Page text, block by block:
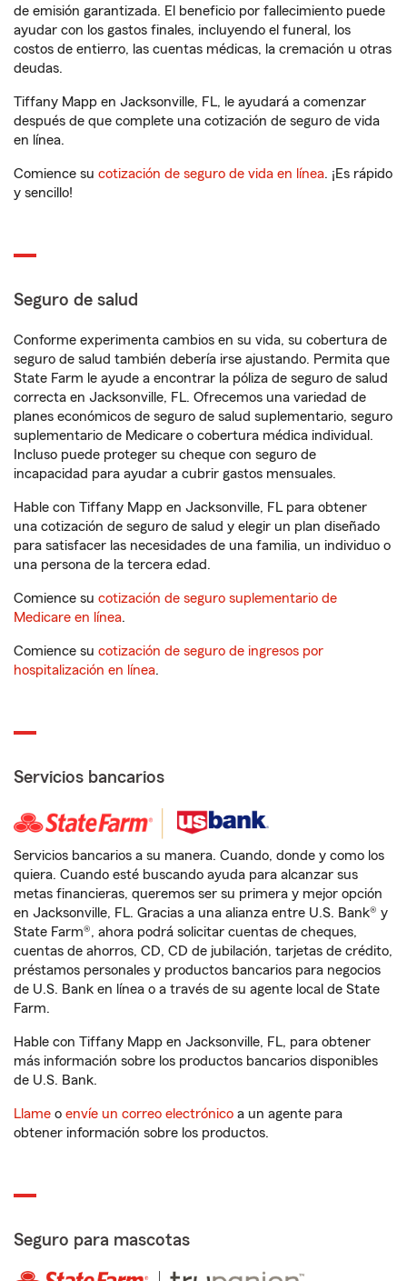
de emisión garantizada. El beneficio por fallecimiento puede
ayudar con los gastos finales, incluyendo el funeral, los
costos de entierro, las cuentas médicas, la cremación u otras
deudas.
Tiffany Mapp en Jacksonville, FL, le ayudará a comenzar
después de que complete una cotización de seguro de vida
en línea.
Comience su cotización de seguro de vida en línea. ¡Es rápido
y sencillo!
Seguro de salud
Conforme experimenta cambios en su vida, su cobertura de
seguro de salud también debería irse ajustando. Permita que
State Farm le ayude a encontrar la póliza de seguro de salud
correcta en Jacksonville, FL. Ofrecemos una variedad de
planes económicos de seguro de salud suplementario, seguro
suplementario de Medicare o cobertura médica individual.
Incluso puede proteger su cheque con seguro de
incapacidad para ayudar a cubrir gastos mensuales.
Hable con Tiffany Mapp en Jacksonville, FL para obtener
una cotización de seguro de salud y elegir un plan diseñado
para satisfacer las necesidades de una familia, un individuo o
una persona de la tercera edad.
Comience su cotización de seguro suplementario de
Medicare en línea.
Comience su cotización de seguro de ingresos por
hospitalización en línea.
Servicios bancarios
Servicios bancarios a su manera. Cuando, donde y como los
quiera. Cuando esté buscando ayuda para alcanzar sus
metas financieras, queremos ser su primera y mejor opción
en Jacksonville, FL. Gracias a una alianza entre U.S. Bank® y
State Farm®, ahora podrá solicitar cuentas de cheques,
cuentas de ahorros, CD, CD de jubilación, tarjetas de crédito,
préstamos personales y productos bancarios para negocios
de U.S. Bank en línea o a través de su agente local de State
Farm.
Hable con Tiffany Mapp en Jacksonville, FL, para obtener
más información sobre los productos bancarios disponibles
de U.S. Bank.
Llame o envíe un correo electrónico a un agente para
obtener información sobre los productos.
Seguro para mascotas